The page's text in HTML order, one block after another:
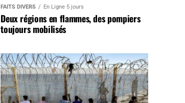
FAITS DIVERS En Ligne 5 jours
Deux régions en flammes, des pompiers
toujours mobilisés